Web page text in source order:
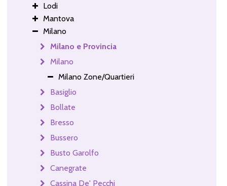
Lodi
Mantova
Milano
Milano e Provincia
Milano
Milano Zone/Quartieri
Basiglio
Bollate
Bresso
Bussero
Busto Garolfo
Canegrate
Cassina De' Pecchi